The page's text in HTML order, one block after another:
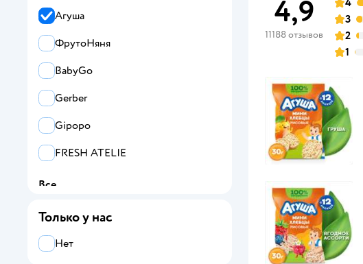
4,9
11188 отзывов
3
2
1
Агуша
ФрутоНяня
BabyGo
Gerber
Gipopo
FRESH ATELIE
Все
BabyGo
Только у нас
Нет